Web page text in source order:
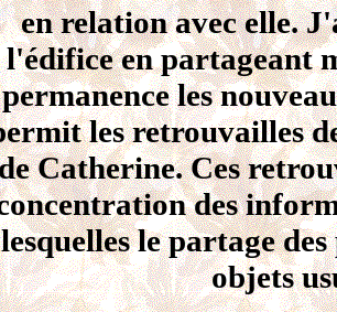
en relation avec elle.
l'édifice en partageant
permanence les
les retrouvailles
Catherine. Ces
des
lesquelles le partage
objets